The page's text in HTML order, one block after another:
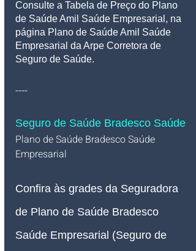
Consulte a Tabela de Preço do Plano
de Saúde Amil Saúde Empresarial, na
página Plano de Saúde Amil Saúde
Empresarial da Arpe Corretora de
Seguro de Saúde.
----
Seguro de Saúde Bradesco Saúde
Plano de Saúde Bradesco Saúde
Empresarial
Confira às grades da Seguradora
de Plano de Saúde Bradesco
Saúde Empresarial (Seguro de